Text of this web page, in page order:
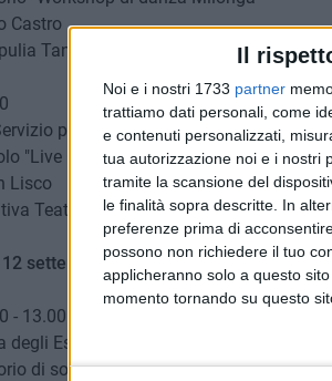
Il
Noi e i nostri 1733 partner
trattiamo dati personali, come
e contenuti personalizzati,
tua autorizzazione noi e i nostri
tramite la scansione del
le finalità sopra descritte. In
preferenze prima di
possono non richiedere il tuo
applicheranno solo a questo
momento tornando su questo
Castro
Tango
per le famiglie San Girolamo
"Live Gravity"
Lisco
Teatri Di Bari
settembre
- 13.00
degli Esordi
di songwriting